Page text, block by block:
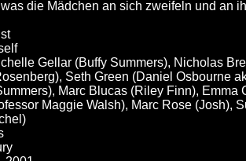
die Mädchen an sich zweifeln und an
Gellar (Buffy Summers), Nicholas
Seth Green (Daniel Osbourne
Marc Blucas (Riley Finn),
Maggie Walsh), Marc Rose (Josh),